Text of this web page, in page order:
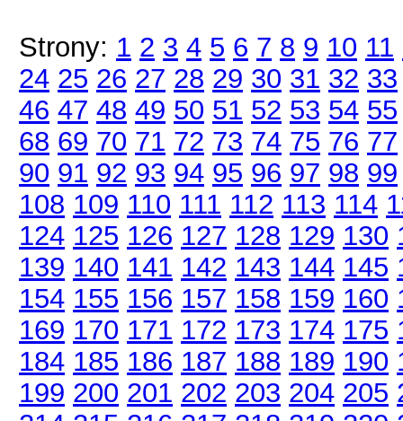
Strony: 1 2 3 4 5 6 7 8 9 10 11
24 25 26 27 28 29 30 31 32 33
46 47 48 49 50 51 52 53 54 55
68 69 70 71 72 73 74 75 76 77
90 91 92 93 94 95 96 97 98 99
108 109 110 111 112 113 114
124 125 126 127 128 129 130
139 140 141 142 143 144 145
154 155 156 157 158 159 160
169 170 171 172 173 174 175
184 185 186 187 188 189 190
199 200 201 202 203 204 205